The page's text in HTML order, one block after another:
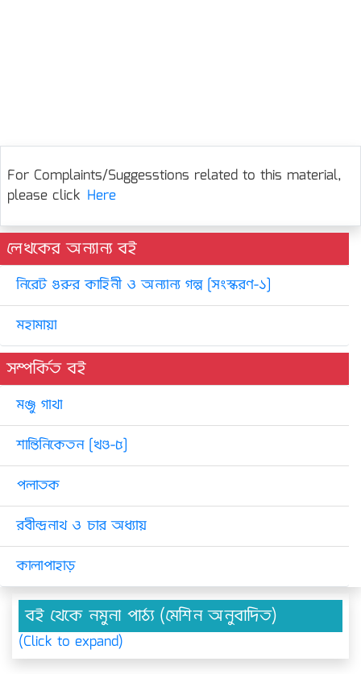
For Complaints/Suggesstions related to this material,
please click Here
লেখকের অন্যান্য বই
নিরেট গুরুর কাহিনী ও অন্যান্য গল্প [সংস্করণ-১]
মহামায়া
সম্পর্কিত বই
মঞ্জু গাথা
শান্তিনিকেতন [খণ্ড-৫]
পলাতক
রবীন্দ্রনাথ ও চার অধ্যায়
কালাপাহাড়
বই থেকে নমুনা পাঠ্য (মেশিন অনুবাদিত)
(Click to expand)